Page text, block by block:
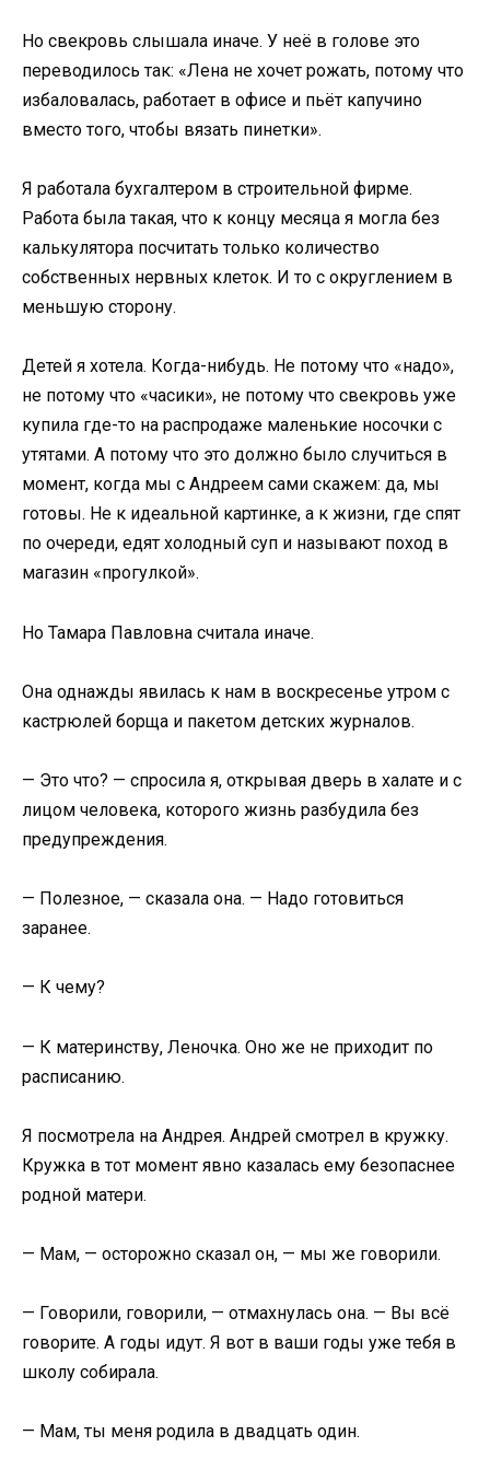
Но свекровь слышала иначе. У неё в голове это
переводилось так: «Лена не хочет рожать, потому что
избаловалась, работает в офисе и пьёт капучино
вместо того, чтобы вязать пинетки».
Я работала бухгалтером в строительной фирме.
Работа была такая, что к концу месяца я могла без
калькулятора посчитать только количество
собственных нервных клеток. И то с округлением в
меньшую сторону.
Детей я хотела. Когда-нибудь. Не потому что «надо»,
не потому что «часики», не потому что свекровь уже
купила где-то на распродаже маленькие носочки с
утятами. А потому что это должно было случиться в
момент, когда мы с Андреем сами скажем: да, мы
готовы. Не к идеальной картинке, а к жизни, где спят
по очереди, едят холодный суп и называют поход в
магазин «прогулкой».
Но Тамара Павловна считала иначе.
Она однажды явилась к нам в воскресенье утром с
кастрюлей борща и пакетом детских журналов.
— Это что? — спросила я, открывая дверь в халате и с
лицом человека, которого жизнь разбудила без
предупреждения.
— Полезное, — сказала она. — Надо готовиться
заранее.
— К чему?
— К материнству, Леночка. Оно же не приходит по
расписанию.
Я посмотрела на Андрея. Андрей смотрел в кружку.
Кружка в тот момент явно казалась ему безопаснее
родной матери.
— Мам, — осторожно сказал он, — мы же говорили.
— Говорили, говорили, — отмахнулась она. — Вы всё
говорите. А годы идут. Я вот в ваши годы уже тебя в
школу собирала.
— Мам, ты меня родила в двадцать один.